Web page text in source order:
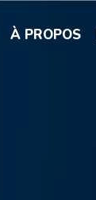
À PROPOS